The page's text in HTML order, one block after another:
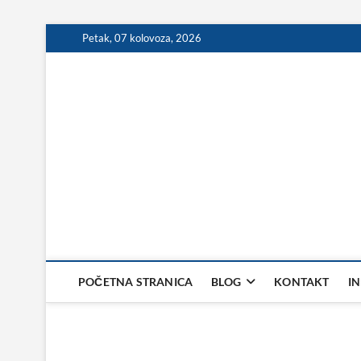
to
Petak, 07 kolovoza, 2026
POČETNA STRANICA BLOG KONTAKT